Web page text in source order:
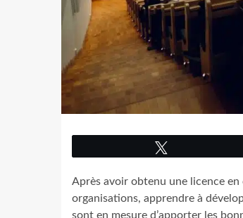
Après avoir obtenu une licence
organisations, apprendre à
sont en mesure d’apporter les